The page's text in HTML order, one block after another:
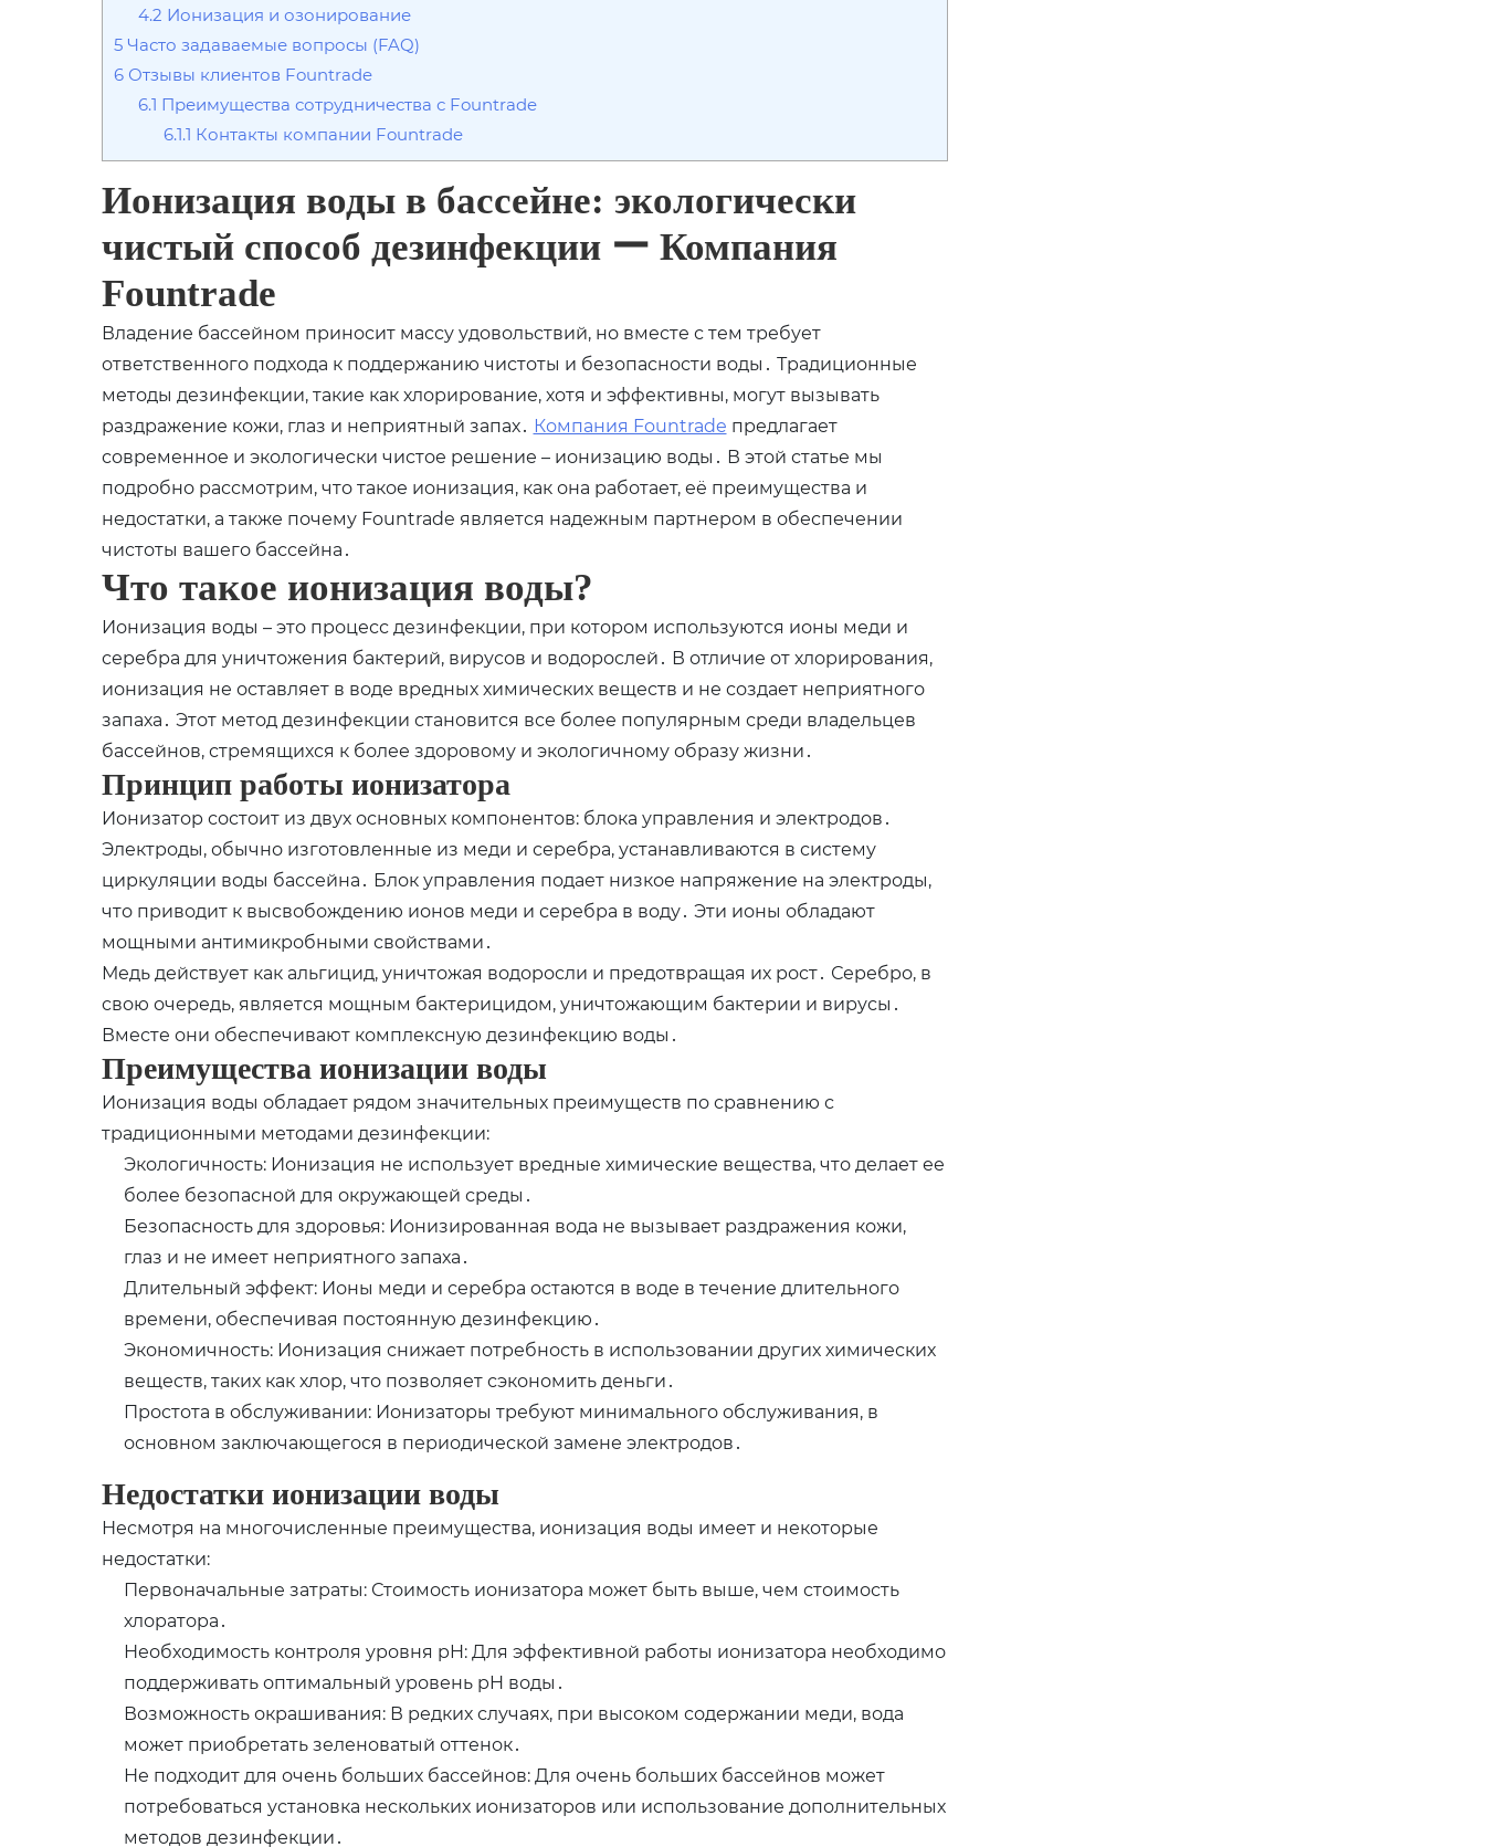
4.2 Ионизация и озонирование
5Часто задаваемые вопросы (FAQ)
6Отзывы клиентов Fountrade
6.1 Преимущества сотрудничества с Fountrade
6.1.1 Контакты компании Fountrade
Ионизация воды в бассейне: экологически
чистый способ дезинфекции ー Компания
Fountrade
Владение бассейном приносит массу удовольствий, но вместе с тем требует
ответственного подхода к поддержанию чистоты и безопасности воды․ Традиционные
методы дезинфекции, такие как хлорирование, хотя и эффективны, могут вызывать
раздражение кожи, глаз и неприятный запах․ Компания Fountrade предлагает
современное и экологически чистое решение – ионизацию воды․ В этой статье мы
подробно рассмотрим, что такое ионизация, как она работает, её преимущества и
недостатки, а также почему Fountrade является надежным партнером в обеспечении
чистоты вашего бассейна․
Что такое ионизация воды?
Ионизация воды – это процесс дезинфекции, при котором используются ионы меди и
серебра для уничтожения бактерий, вирусов и водорослей․ В отличие от хлорирования,
ионизация не оставляет в воде вредных химических веществ и не создает неприятного
запаха․ Этот метод дезинфекции становится все более популярным среди владельцев
бассейнов, стремящихся к более здоровому и экологичному образу жизни․
Принцип работы ионизатора
Ионизатор состоит из двух основных компонентов: блока управления и электродов․
Электроды, обычно изготовленные из меди и серебра, устанавливаются в систему
циркуляции воды бассейна․ Блок управления подает низкое напряжение на электроды,
что приводит к высвобождению ионов меди и серебра в воду․ Эти ионы обладают
мощными антимикробными свойствами․
Медь действует как альгицид, уничтожая водоросли и предотвращая их рост․ Серебро, в
свою очередь, является мощным бактерицидом, уничтожающим бактерии и вирусы․
Вместе они обеспечивают комплексную дезинфекцию воды․
Преимущества ионизации воды
Ионизация воды обладает рядом значительных преимуществ по сравнению с
традиционными методами дезинфекции:
Экологичность: Ионизация не использует вредные химические вещества, что делает ее
более безопасной для окружающей среды․
Безопасность для здоровья: Ионизированная вода не вызывает раздражения кожи,
глаз и не имеет неприятного запаха․
Длительный эффект: Ионы меди и серебра остаются в воде в течение длительного
времени, обеспечивая постоянную дезинфекцию․
Экономичность: Ионизация снижает потребность в использовании других химических
веществ, таких как хлор, что позволяет сэкономить деньги․
Простота в обслуживании: Ионизаторы требуют минимального обслуживания, в
основном заключающегося в периодической замене электродов․
Недостатки ионизации воды
Несмотря на многочисленные преимущества, ионизация воды имеет и некоторые
недостатки:
Первоначальные затраты: Стоимость ионизатора может быть выше, чем стоимость
хлоратора․
Необходимость контроля уровня pH: Для эффективной работы ионизатора необходимо
поддерживать оптимальный уровень pH воды․
Возможность окрашивания: В редких случаях, при высоком содержании меди, вода
может приобретать зеленоватый оттенок․
Не подходит для очень больших бассейнов: Для очень больших бассейнов может
потребоваться установка нескольких ионизаторов или использование дополнительных
методов дезинфекции․